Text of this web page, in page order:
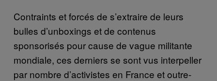
Contraints et forcés de s’extraire de leurs
bulles d’unboxings et de contenus
sponsorisés pour cause de vague militante
mondiale, ces derniers se sont vus interpeller
par nombre d’activistes en France et outre-